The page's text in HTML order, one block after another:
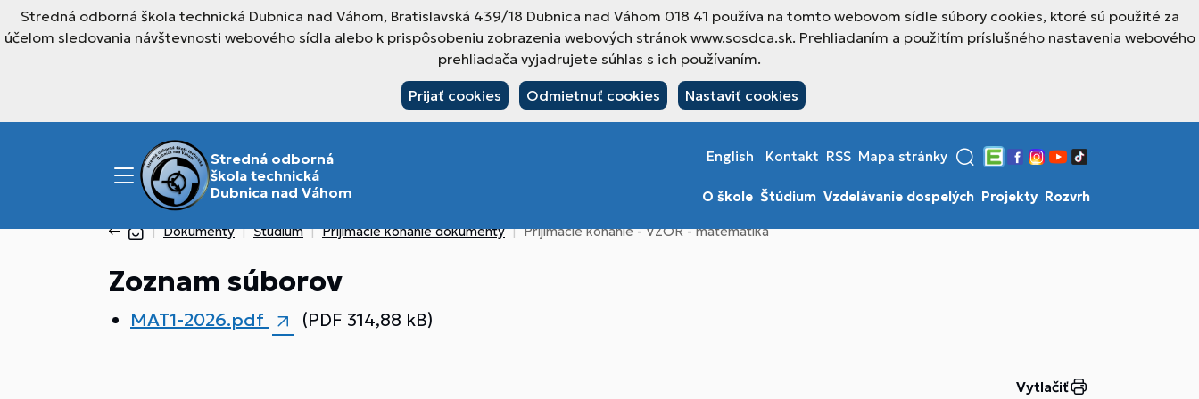
Stredná odborná škola technická Dubnica nad Váhom, Bratislavská 439/18 Dubnica nad Váhom 018 41 používa na tomto webovom sídle súbory cookies, ktoré sú použité za
účelom sledovania návštevnosti webového sídla alebo k prispôsobeniu zobrazenia webových stránok www.sosdca.sk. Prehliadaním a použitím príslušného nastavenia webového
prehliadača vyjadrujete súhlas s ich používaním.
Prijať cookies Odmietnuť cookies Nastaviť cookies
Stredná odborná
škola technická
Dubnica nad Váhom
English Kontakt RSS Mapa stránky
Edupage
Facebook
Instagram
YouTube
TikTok
O škole Štúdium Vzdelávanie dospelých Projekty Rozvrh
Dokumenty Štúdium Prijímacie konanie dokumenty Prijímacie konanie - VZOR - matematika
Zoznam súborov
MAT1-2026.pdf (PDF 314,88 kB)
Vytlačiť